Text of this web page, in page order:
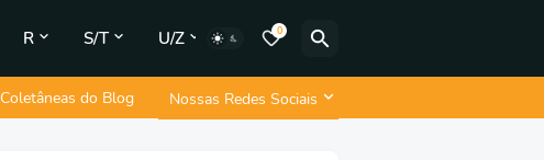
R S/T U/Z 0
Coletâneas do Blog Nossas Redes Sociais